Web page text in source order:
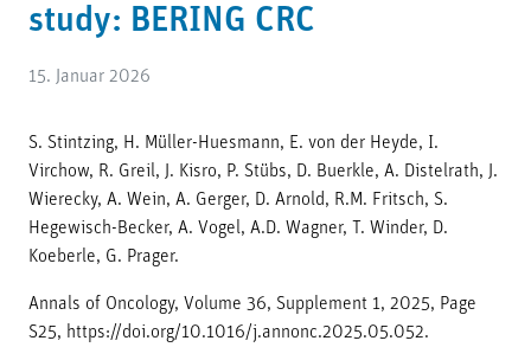
study: BERING CRC
15. Januar 2026
S. Stintzing, H. Müller-Huesmann, E. von der Heyde, I.
Virchow, R. Greil, J. Kisro, P. Stübs, D. Buerkle, A. Distelrath, J.
Wierecky, A. Wein, A. Gerger, D. Arnold, R.M. Fritsch, S.
Hegewisch-Becker, A. Vogel, A.D. Wagner, T. Winder, D.
Koeberle, G. Prager.
Annals of Oncology, Volume 36, Supplement 1, 2025, Page
S25, https://doi.org/10.1016/j.annonc.2025.05.052.